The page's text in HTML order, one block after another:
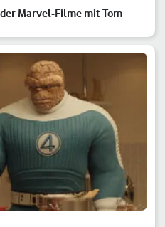
Marvel-Filme mit Tom